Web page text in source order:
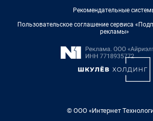
Рекомендательные
Пользовательское соглашение сервиса
рекламы»
© ООО «Интернет